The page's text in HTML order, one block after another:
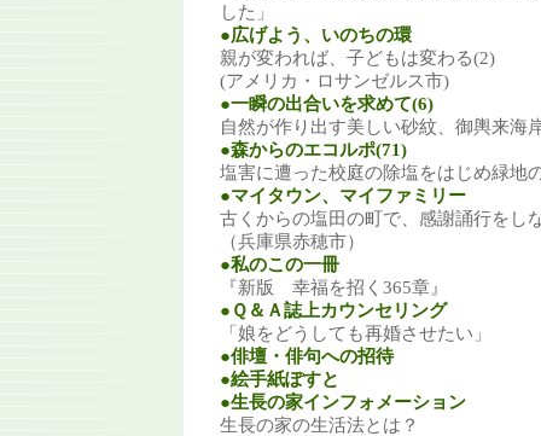
した」
●広げよう、いのちの環
親が変われば、子どもは変わる(2)
(アメリカ・ロサンゼルス市)
●一瞬の出合いを求めて(6)
自然が作り出す美しい砂紋、御輿来海
●森からのエコルポ(71)
塩害に遭った校庭の除塩をはじめ緑地
●マイタウン、マイファミリー
古くからの塩田の町で、感謝誦行をし
（兵庫県赤穂市）
●私のこの一冊
『新版 幸福を招く365章』
●Ｑ＆Ａ誌上カウンセリング
「娘をどうしても再婚させたい」
●俳壇・俳句への招待
●絵手紙ぽすと
●生長の家インフォメーション
生長の家の生活法とは？